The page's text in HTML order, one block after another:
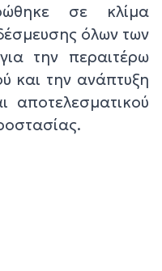
σε κλίμα
όλων των
την περαιτέρω
και την ανάπτυξη
αποτελεσματικού